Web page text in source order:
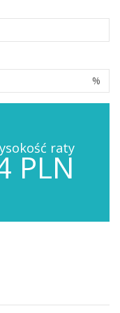
%
raty
PLN